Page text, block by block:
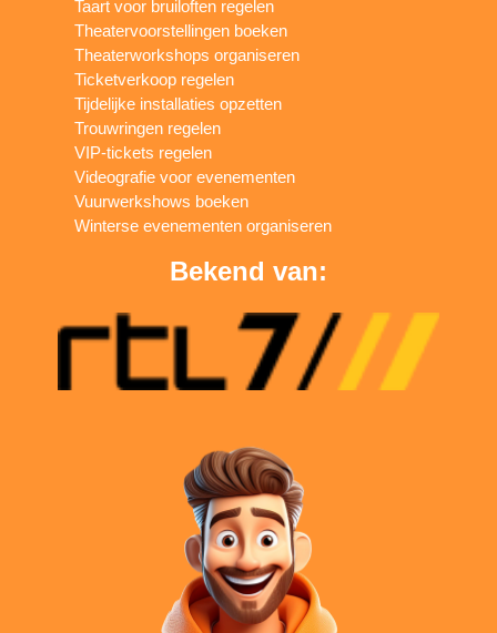
Taart voor bruiloften regelen
Theatervoorstellingen boeken
Theaterworkshops organiseren
Ticketverkoop regelen
Tijdelijke installaties opzetten
Trouwringen regelen
VIP-tickets regelen
Videografie voor evenementen
Vuurwerkshows boeken
Winterse evenementen organiseren
Bekend van: